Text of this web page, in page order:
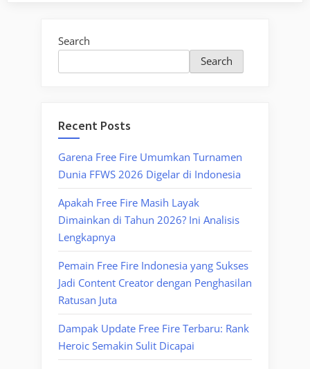
Search
Search
Recent Posts
Garena Free Fire Umumkan Turnamen
Dunia FFWS 2026 Digelar di Indonesia
Apakah Free Fire Masih Layak
Dimainkan di Tahun 2026? Ini Analisis
Lengkapnya
Pemain Free Fire Indonesia yang Sukses
Jadi Content Creator dengan Penghasilan
Ratusan Juta
Dampak Update Free Fire Terbaru: Rank
Heroic Semakin Sulit Dicapai